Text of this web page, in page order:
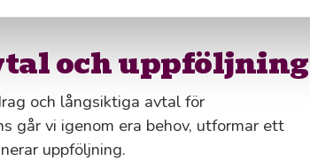
och uppföljning
och långsiktiga avtal för
går vi igenom era behov, utformar ett
uppföljning.